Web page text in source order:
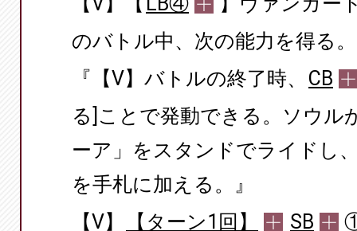
のバトル中、次の能力を得る。
『【V】バトルの終了時、
CB
る]ことで発動できる。ソウル
ーア」をスタンドでライドし
を手札に加える。』
【V】
【ターン1回】 SB